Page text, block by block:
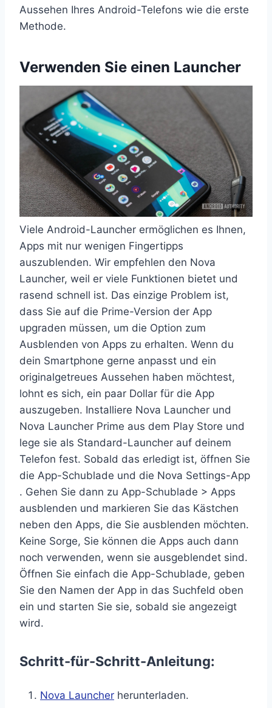
Aussehen Ihres Android-Telefons wie die erste
Methode.
Verwenden Sie einen Launcher
Viele Android-Launcher ermöglichen es Ihnen,
Apps mit nur wenigen Fingertipps
auszublenden. Wir empfehlen den Nova
Launcher, weil er viele Funktionen bietet und
rasend schnell ist. Das einzige Problem ist,
dass Sie auf die Prime-Version der App
upgraden müssen, um die Option zum
Ausblenden von Apps zu erhalten. Wenn du
dein Smartphone gerne anpasst und ein
originalgetreues Aussehen haben möchtest,
lohnt es sich, ein paar Dollar für die App
auszugeben. Installiere Nova Launcher und
Nova Launcher Prime aus dem Play Store und
lege sie als Standard-Launcher auf deinem
Telefon fest. Sobald das erledigt ist, öffnen Sie
die App-Schublade und die Nova Settings-App
. Gehen Sie dann zu App-Schublade > Apps
ausblenden und markieren Sie das Kästchen
neben den Apps, die Sie ausblenden möchten.
Keine Sorge, Sie können die Apps auch dann
noch verwenden, wenn sie ausgeblendet sind.
Öffnen Sie einfach die App-Schublade, geben
Sie den Namen der App in das Suchfeld oben
ein und starten Sie sie, sobald sie angezeigt
wird.
Schritt-für-Schritt-Anleitung:
Nova Launcher herunterladen.